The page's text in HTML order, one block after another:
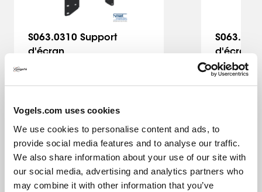
Vogels.com uses cookies
We use cookies to personalise content and ads, to
provide social media features and to analyse our traffic.
We also share information about your use of our site with
our social media, advertising and analytics partners who
may combine it with other information that you’ve
S063.0310 Support
d'écran
80 kg
143,00 €
d'écran